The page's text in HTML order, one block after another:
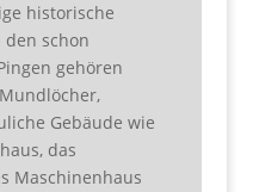
historische
den schon
gehören
Gebäude wie
das
Maschinenhaus